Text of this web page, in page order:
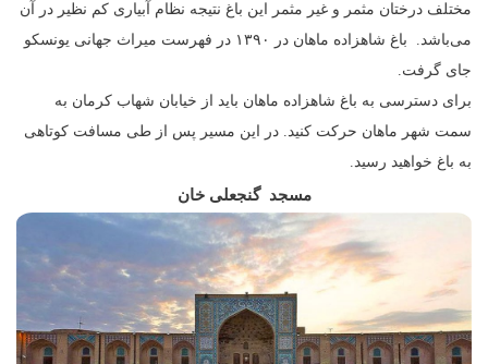
مختلف درختان مثمر و غیر مثمر این باغ نتیجه نظام آبیاری کم نظیر در آن
می‌باشد. باغ شاهزاده ماهان در ۱۳۹۰ در فهرست میراث جهانی یونسکو
جای گرفت.
برای دسترسی به باغ شاهزاده ماهان باید از خیابان شهاب کرمان به
سمت شهر ماهان حرکت کنید. در این مسیر پس از طی مسافت کوتاهی
به باغ خواهید رسید.
مسجد گنجعلی‌ خان